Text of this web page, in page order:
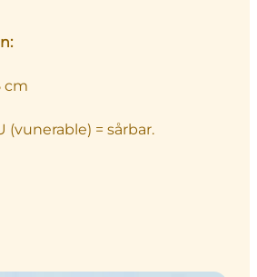
cm
(vunerable) = sårbar.